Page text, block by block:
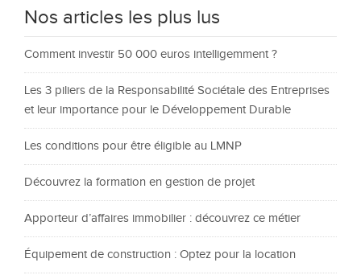
Nos articles les plus lus
Comment investir 50 000 euros intelligemment ?
Les 3 piliers de la Responsabilité Sociétale des Entreprises
et leur importance pour le Développement Durable
Les conditions pour être éligible au LMNP
Découvrez la formation en gestion de projet
Apporteur d’affaires immobilier : découvrez ce métier
Équipement de construction : Optez pour la location